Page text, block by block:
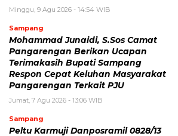
Minggu, 9 Agu 2026 - 14:54 WIB
Sampang
Mohammad Junaidi, S.Sos Camat
Pangarengan Berikan Ucapan
Terimakasih Bupati Sampang
Respon Cepat Keluhan Masyarakat
Pangarengan Terkait PJU
Jumat, 7 Agu 2026 - 13:06 WIB
Sampang
Peltu Karmuji Danposramil 0828/13